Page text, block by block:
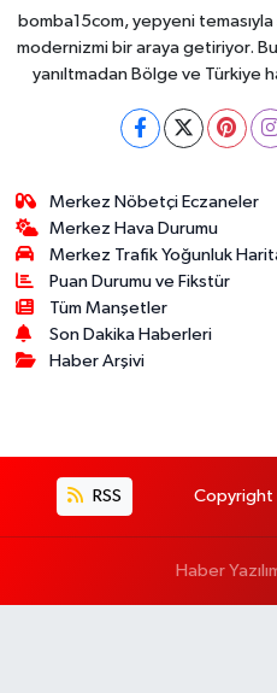
bomba15com, yepyeni
modernizmi bir araya getiriyor.
yanıltmadan Bölge ve Türkiye
Merkez Nöbetçi Eczaneler
Merkez Hava Durumu
Merkez Trafik Yoğunluk
Puan Durumu ve Fikstür
Tüm Manşetler
Son Dakika Haberleri
Haber Arşivi
RSS Copyright
Haber